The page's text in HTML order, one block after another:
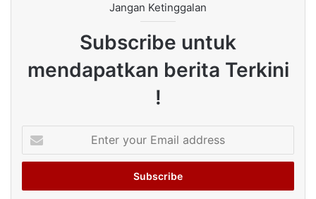
Jangan Ketinggalan
Subscribe untuk
mendapatkan berita Terkini
!
your
Email